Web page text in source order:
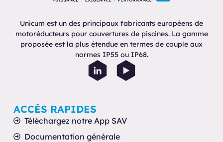
Unicum est un des principaux fabricants européens de
motoréducteurs pour couvertures de piscines. La gamme
proposée est la plus étendue en termes de couple aux
normes IP55 ou IP68.
ACCÈS RAPIDES
Téléchargez notre App SAV
Documentation générale